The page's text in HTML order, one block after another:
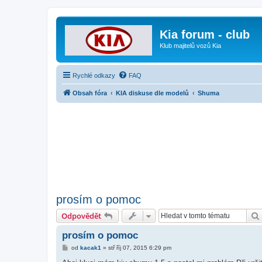
Kia forum - club
Klub majitelů vozů Kia
Rychlé odkazy FAQ
Obsah fóra KIA diskuse dle modelů Shuma
prosím o pomoc
Odpovědět
prosím o pomoc
Pod kacak1 » stř říj 07, 2015 6:29 pm